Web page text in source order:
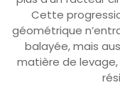
Cette
géométrique
balayée, mais
matière de